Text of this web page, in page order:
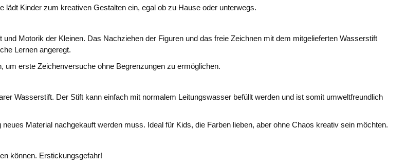
Kinder zum kreativen Gestalten ein, egal ob zu Hause oder unterwegs.
Motorik der Kleinen. Das Nachziehen der Figuren und das freie Zeichnen mit dem mitgelieferten Wasserstift
Lernen angeregt.
um erste Zeichenversuche ohne Begrenzungen zu ermöglichen.
Wasserstift. Der Stift kann einfach mit normalem Leitungswasser befüllt werden und ist somit umweltfreundlich
Material nachgekauft werden muss. Ideal für Kids, die Farben lieben, aber ohne Chaos kreativ sein möchten.
können. Erstickungsgefahr!